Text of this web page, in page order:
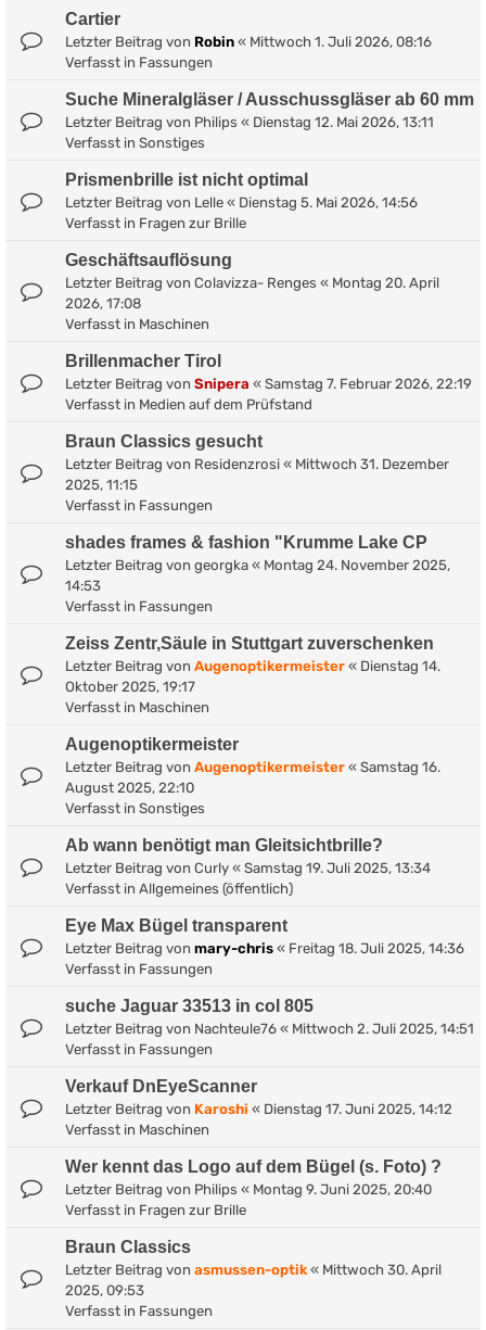
Cartier
Letzter Beitrag von Robin « Mittwoch 1. Juli 2026, 08:16
Verfasst in Fassungen
Suche Mineralgläser / Ausschussgläser ab 60 mm
Letzter Beitrag von Philips « Dienstag 12. Mai 2026, 13:11
Verfasst in Sonstiges
Prismenbrille ist nicht optimal
Letzter Beitrag von Lelle « Dienstag 5. Mai 2026, 14:56
Verfasst in Fragen zur Brille
Geschäftsauflösung
Letzter Beitrag von Colavizza- Renges « Montag 20. April
2026, 17:08
Verfasst in Maschinen
Brillenmacher Tirol
Letzter Beitrag von Snipera « Samstag 7. Februar 2026, 22:19
Verfasst in Medien auf dem Prüfstand
Braun Classics gesucht
Letzter Beitrag von Residenzrosi « Mittwoch 31. Dezember
2025, 11:15
Verfasst in Fassungen
shades frames & fashion "Krumme Lake CP
Letzter Beitrag von georgka « Montag 24. November 2025,
14:53
Verfasst in Fassungen
Zeiss Zentr,Säule in Stuttgart zuverschenken
Letzter Beitrag von Augenoptikermeister « Dienstag 14.
Oktober 2025, 19:17
Verfasst in Maschinen
Augenoptikermeister
Letzter Beitrag von Augenoptikermeister « Samstag 16.
August 2025, 22:10
Verfasst in Sonstiges
Ab wann benötigt man Gleitsichtbrille?
Letzter Beitrag von Curly « Samstag 19. Juli 2025, 13:34
Verfasst in Allgemeines (öffentlich)
Eye Max Bügel transparent
Letzter Beitrag von mary-chris « Freitag 18. Juli 2025, 14:36
Verfasst in Fassungen
suche Jaguar 33513 in col 805
Letzter Beitrag von Nachteule76 « Mittwoch 2. Juli 2025, 14:51
Verfasst in Fassungen
Verkauf DnEyeScanner
Letzter Beitrag von Karoshi « Dienstag 17. Juni 2025, 14:12
Verfasst in Maschinen
Wer kennt das Logo auf dem Bügel (s. Foto) ?
Letzter Beitrag von Philips « Montag 9. Juni 2025, 20:40
Verfasst in Fragen zur Brille
Braun Classics
Letzter Beitrag von asmussen-optik« Mittwoch 30. April
2025, 09:53
Verfasst in Fassungen